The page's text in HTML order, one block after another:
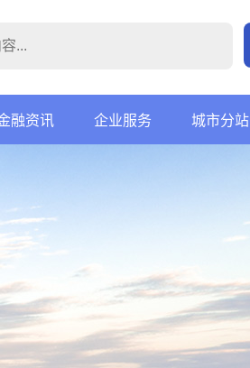
融资讯 企业服务 城市分站